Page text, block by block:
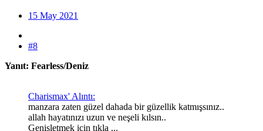
15 May 2021
#8
Yanıt: Fearless/Deniz
Charismax' Alıntı:
manzara zaten güzel dahada bir güzellik katmışsınız..
allah hayatınızı uzun ve neşeli kılsın..
Genişletmek için tıkla ...